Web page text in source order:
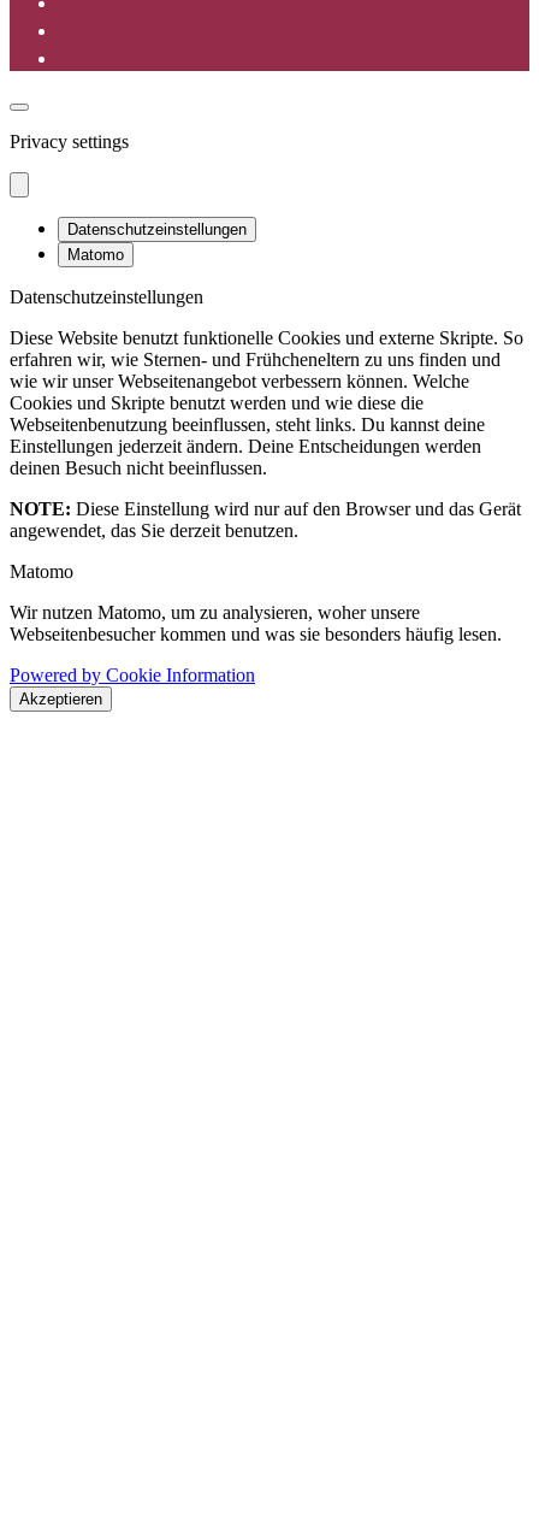
Privacy settings
Datenschutzeinstellungen
Matomo
Datenschutzeinstellungen
Diese Website benutzt funktionelle Cookies und externe Skripte. So
erfahren wir, wie Sternen- und Frühcheneltern zu uns finden und
wie wir unser Webseitenangebot verbessern können. Welche
Cookies und Skripte benutzt werden und wie diese die
Webseitenbenutzung beeinflussen, steht links. Du kannst deine
Einstellungen jederzeit ändern. Deine Entscheidungen werden
deinen Besuch nicht beeinflussen.
NOTE: Diese Einstellung wird nur auf den Browser und das Gerät
angewendet, das Sie derzeit benutzen.
Matomo
Wir nutzen Matomo, um zu analysieren, woher unsere
Webseitenbesucher kommen und was sie besonders häufig lesen.
Powered by Cookie Information
Akzeptieren